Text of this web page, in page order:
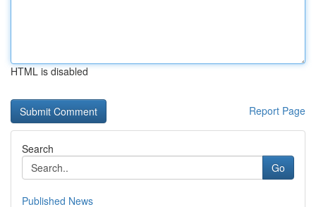
HTML is disabled
Report Page
Search
Go
Published News